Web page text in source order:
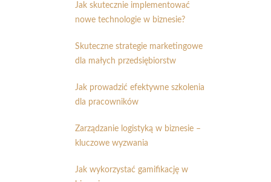
Jak skutecznie implementować
nowe technologie w biznesie?
Skuteczne strategie marketingowe
dla małych przedsiębiorstw
Jak prowadzić efektywne szkolenia
dla pracowników
Zarządzanie logistyką w biznesie –
kluczowe wyzwania
Jak wykorzystać gamifikację w